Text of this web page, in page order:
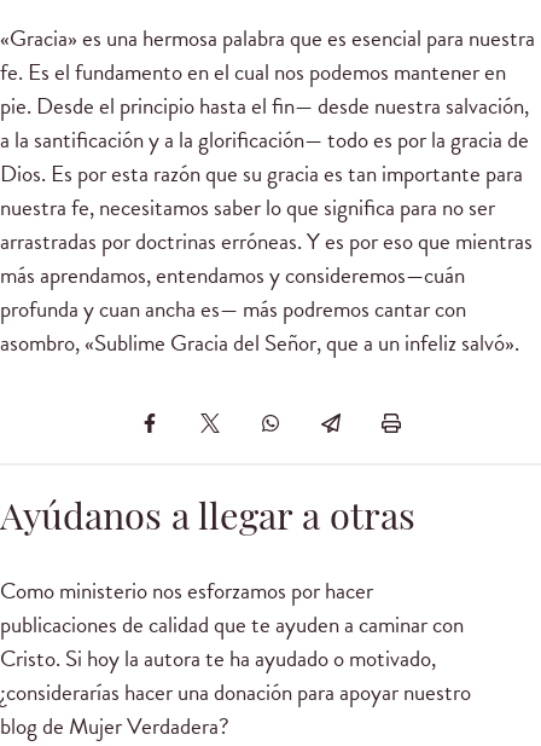
«Gracia» es una hermosa palabra que es esencial para nuestra
fe. Es el fundamento en el cual nos podemos mantener en
pie. Desde el principio hasta el fin— desde nuestra salvación,
a la santificación y a la glorificación— todo es por la gracia de
Dios. Es por esta razón que su gracia es tan importante para
nuestra fe, necesitamos saber lo que significa para no ser
arrastradas por doctrinas erróneas. Y es por eso que mientras
más aprendamos, entendamos y consideremos—cuán
profunda y cuan ancha es— más podremos cantar con
asombro, «Sublime Gracia del Señor, que a un infeliz salvó».
Ayúdanos a llegar a otras
Como ministerio nos esforzamos por hacer
publicaciones de calidad que te ayuden a caminar con
Cristo. Si hoy la autora te ha ayudado o motivado,
¿considerarías hacer una donación para apoyar nuestro
blog de Mujer Verdadera?